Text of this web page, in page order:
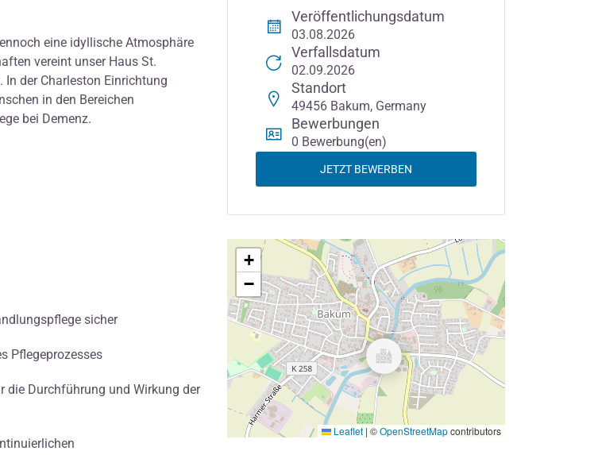
eine idyllische Atmosphäre
vereint unser Haus St.
der Charleston Einrichtung
in den Bereichen
bei Demenz.
sicher
Pflegeprozesses
Durchführung und Wirkung der
Veröffentlichungsdatum
03.08.2026
Verfallsdatum
02.09.2026
Standort
49456 Bakum, Germany
Bewerbungen
0 Bewerbung(en)
JETZT BEWERBEN
+
−
Leaflet | ©OpenStreetMapcontributors